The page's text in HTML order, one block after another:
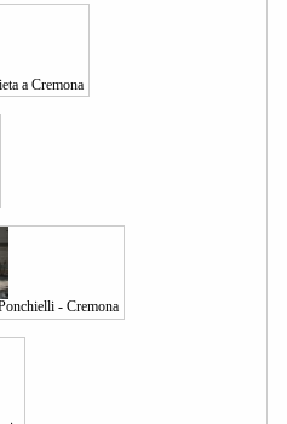
a Cremona
- Cremona